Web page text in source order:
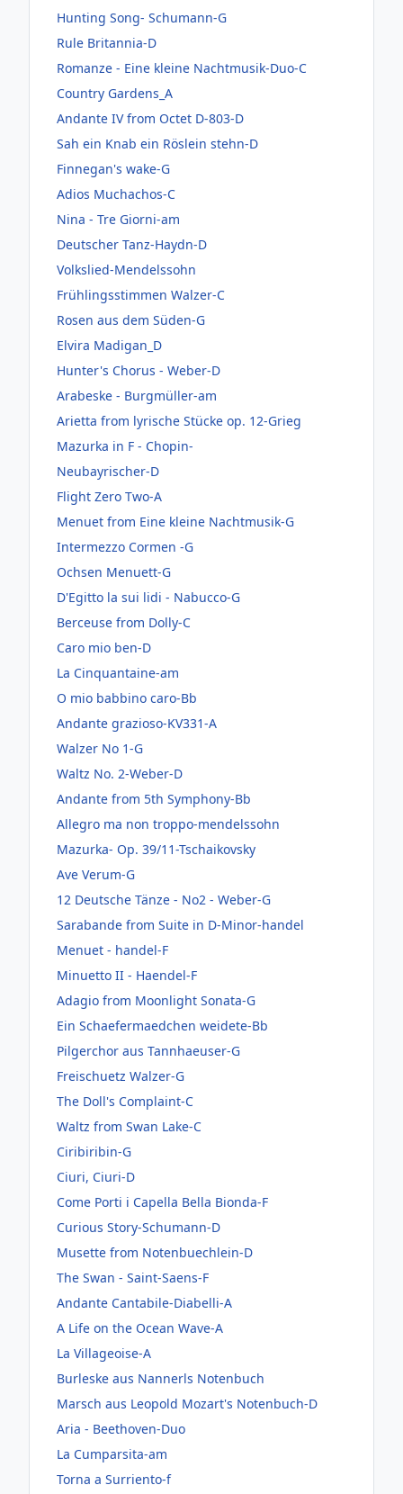
Hunting Song- Schumann-G
Rule Britannia-D
Romanze - Eine kleine Nachtmusik-Duo-C
Country Gardens_A
Andante IV from Octet D-803-D
Sah ein Knab ein Röslein stehn-D
Finnegan's wake-G
Adios Muchachos-C
Nina - Tre Giorni-am
Deutscher Tanz-Haydn-D
Volkslied-Mendelssohn
Frühlingsstimmen Walzer-C
Rosen aus dem Süden-G
Elvira Madigan_D
Hunter's Chorus - Weber-D
Arabeske - Burgmüller-am
Arietta from lyrische Stücke op. 12-Grieg
Mazurka in F - Chopin-
Neubayrischer-D
Flight Zero Two-A
Menuet from Eine kleine Nachtmusik-G
Intermezzo Cormen -G
Ochsen Menuett-G
D'Egitto la sui lidi - Nabucco-G
Berceuse from Dolly-C
Caro mio ben-D
La Cinquantaine-am
O mio babbino caro-Bb
Andante grazioso-KV331-A
Walzer No 1-G
Waltz No. 2-Weber-D
Andante from 5th Symphony-Bb
Allegro ma non troppo-mendelssohn
Mazurka- Op. 39/11-Tschaikovsky
Ave Verum-G
12 Deutsche Tänze - No2 - Weber-G
Sarabande from Suite in D-Minor-handel
Menuet - handel-F
Minuetto II - Haendel-F
Adagio from Moonlight Sonata-G
Ein Schaefermaedchen weidete-Bb
Pilgerchor aus Tannhaeuser-G
Freischuetz Walzer-G
The Doll's Complaint-C
Waltz from Swan Lake-C
Ciribiribin-G
Ciuri, Ciuri-D
Come Porti i Capella Bella Bionda-F
Curious Story-Schumann-D
Musette from Notenbuechlein-D
The Swan - Saint-Saens-F
Andante Cantabile-Diabelli-A
A Life on the Ocean Wave-A
La Villageoise-A
Burleske aus Nannerls Notenbuch
Marsch aus Leopold Mozart's Notenbuch-D
Aria - Beethoven-Duo
La Cumparsita-am
Torna a Surriento-f